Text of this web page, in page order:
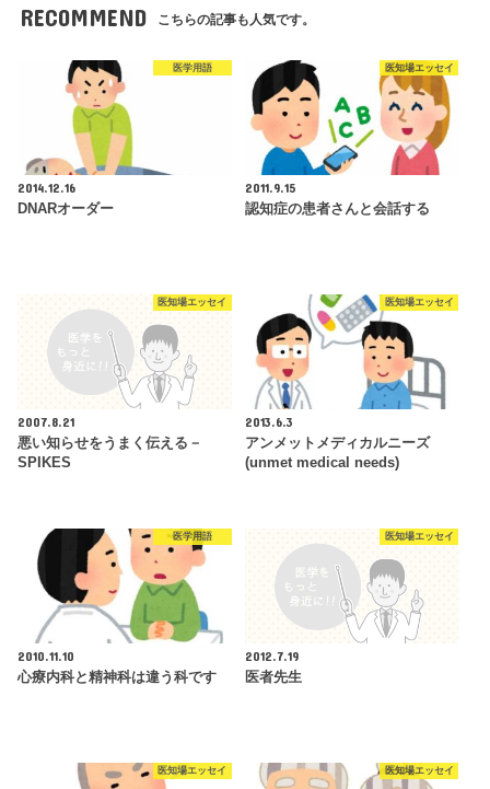
RECOMMEND こちらの記事も人気です。
医学用語
2014.12.16
DNARオーダー
医知場エッセイ
2011.9.15
認知症の患者さんと会話する
医知場エッセイ
2007.8.21
悪い知らせをうまく伝える－
SPIKES
医知場エッセイ
2013.6.3
アンメットメディカルニーズ
(unmet medical needs)
医学用語
2010.11.10
心療内科と精神科は違う科です
医知場エッセイ
2012.7.19
医者先生
医知場エッセイ 医知場エッセイ